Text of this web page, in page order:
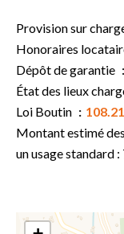
Provision sur
Honoraires
Dépôt de garantie
État des lieux
Loi Boutin
Montant estimé
un usage standard